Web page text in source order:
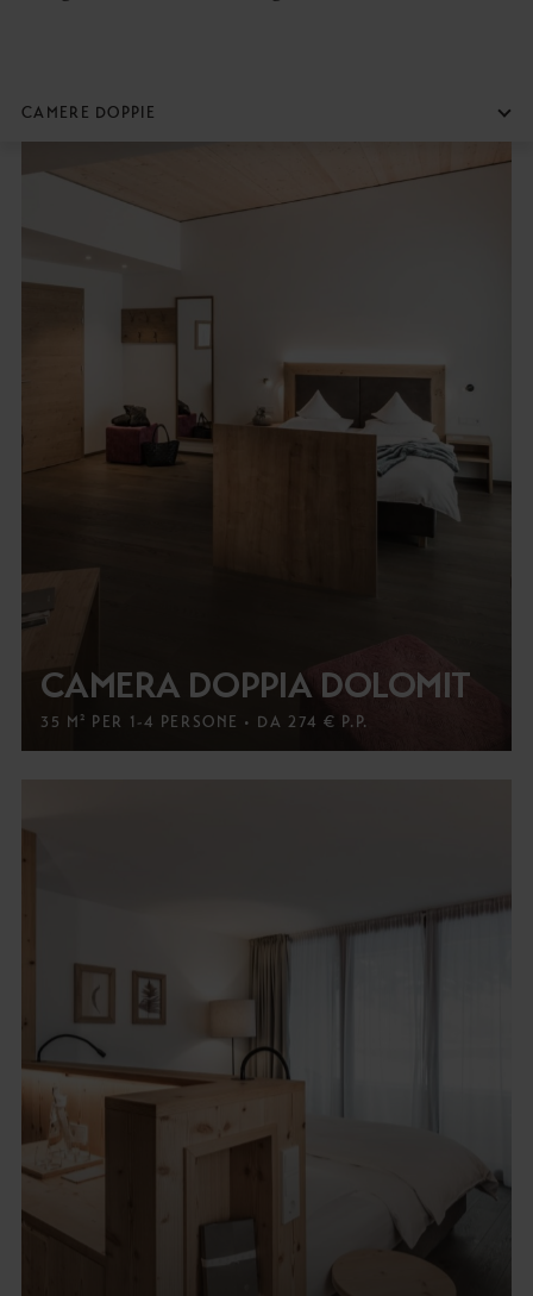
CAMERA DOPPIA DOLOMIT
35 M² PER 1-4 PERSONE • DA 274 € P.P.